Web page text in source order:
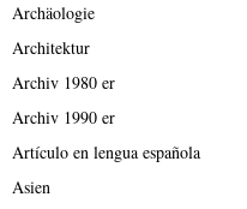
Archäologie
Architektur
Archiv 1980 er
Archiv 1990 er
Artículo en lengua española
Asien